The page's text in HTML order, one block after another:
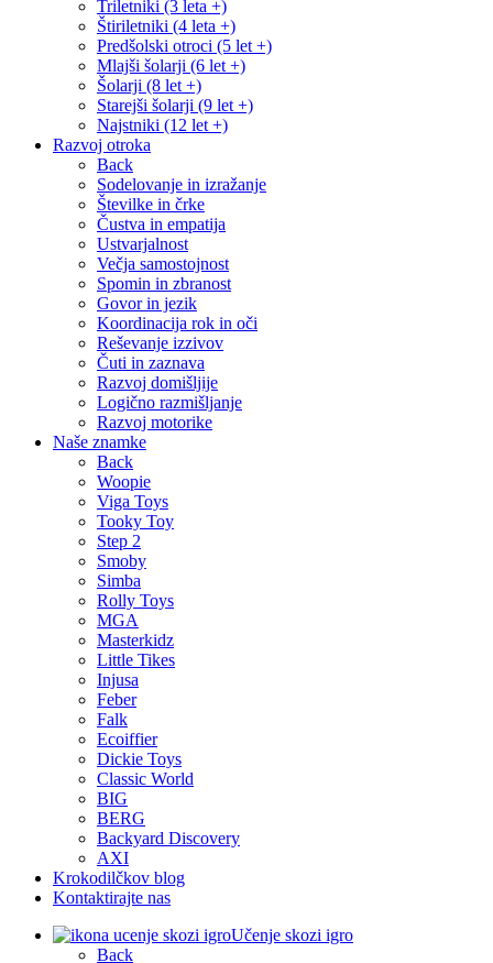
Triletniki (3 leta +)
Štiriletniki (4 leta +)
Predšolski otroci (5 let +)
Mlajši šolarji (6 let +)
Šolarji (8 let +)
Starejši šolarji (9 let +)
Najstniki (12 let +)
Razvoj otroka
Back
Sodelovanje in izražanje
Številke in črke
Čustva in empatija
Ustvarjalnost
Večja samostojnost
Spomin in zbranost
Govor in jezik
Koordinacija rok in oči
Reševanje izzivov
Čuti in zaznava
Razvoj domišljije
Logično razmišljanje
Razvoj motorike
Naše znamke
Back
Woopie
Viga Toys
Tooky Toy
Step 2
Smoby
Simba
Rolly Toys
MGA
Masterkidz
Little Tikes
Injusa
Feber
Falk
Ecoiffier
Dickie Toys
Classic World
BIG
BERG
Backyard Discovery
AXI
Krokodilčkov blog
Kontaktirajte nas
Učenje skozi igro
Back